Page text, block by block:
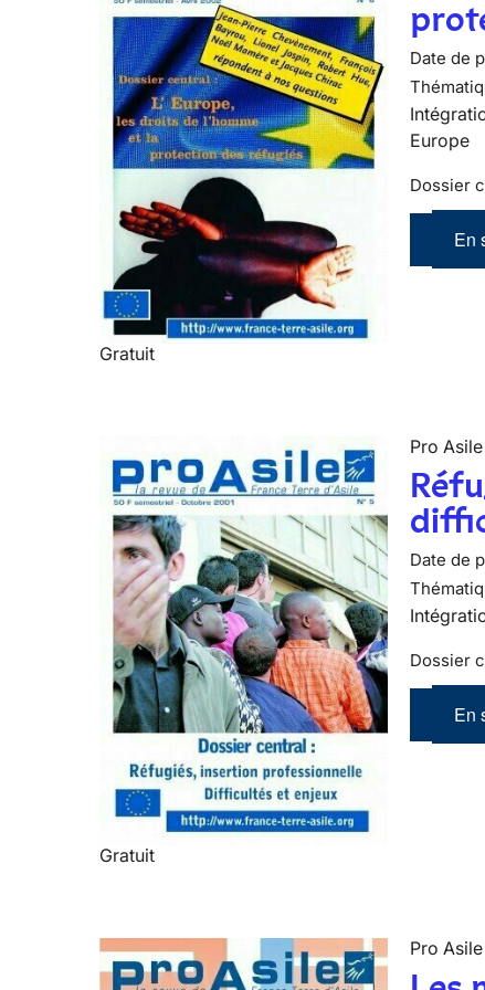
Gratuit
Date de
Europe
Dossier
En
Gratuit
Pro Asile
Date de
Dossier
En
Pro Asile